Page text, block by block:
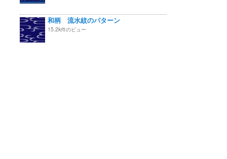
和柄 流水紋のパターン
15.2k件のビュー